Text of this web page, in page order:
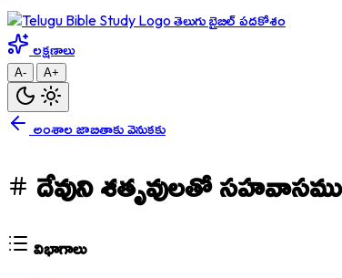
తెలుగు బైబిల్ పదకోశం
లక్షణాలు
A- A+
అంశాల జాబితాకు వెనుకకు
దేవుని శతృవులతో సహవాసము
విభాగాలు